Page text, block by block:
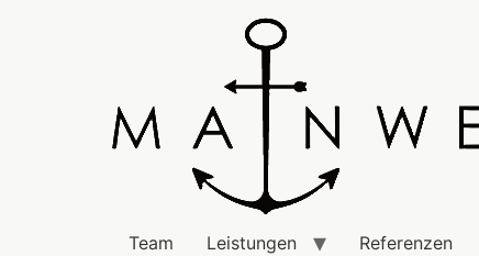
Team Leistungen Referenzen